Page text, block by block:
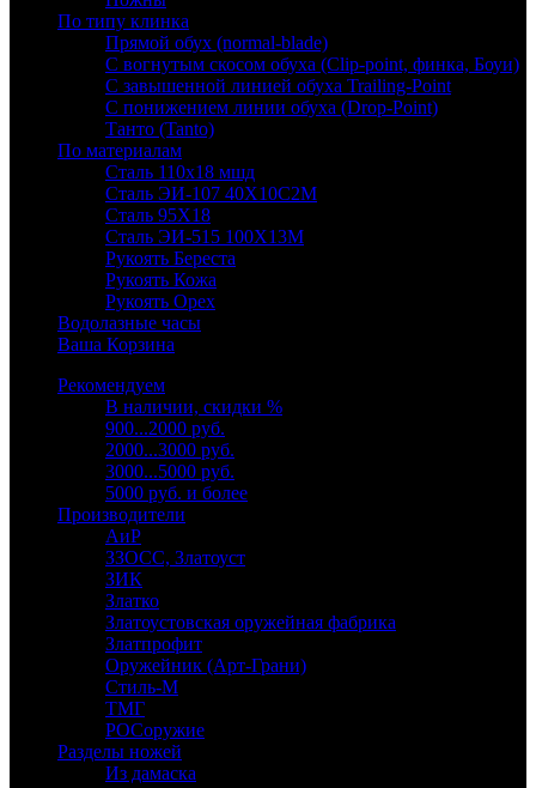
По типу клинка
Прямой обух (normal-blade)
С вогнутым скосом обуха (Clip-point, финка, Боуи)
С завышенной линией обуха Trailing-Point
С понижением линии обуха (Drop-Point)
Танто (Tanto)
По материалам
Сталь 110х18 мшд
Сталь ЭИ-107 40Х10С2М
Сталь 95Х18
Сталь ЭИ-515 100Х13М
Рукоять Береста
Рукоять Кожа
Рукоять Орех
Водолазные часы
Ваша Корзина
Рекомендуем
В наличии, скидки %
900...2000 руб.
2000...3000 руб.
3000...5000 руб.
5000 руб. и более
Производители
АиР
ЗЗОСС, Златоуст
ЗИК
Златко
Златоустовская оружейная фабрика
Златпрофит
Оружейник (Арт-Грани)
Стиль-М
ТМГ
РОСоружие
Разделы ножей
Из дамаска